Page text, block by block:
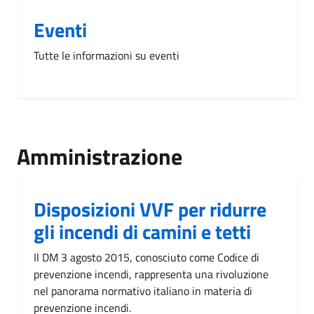
Eventi
Tutte le informazioni su eventi
Amministrazione
Disposizioni VVF per ridurre
gli incendi di camini e tetti
Il DM 3 agosto 2015, conosciuto come Codice di
prevenzione incendi, rappresenta una rivoluzione
nel panorama normativo italiano in materia di
prevenzione incendi.